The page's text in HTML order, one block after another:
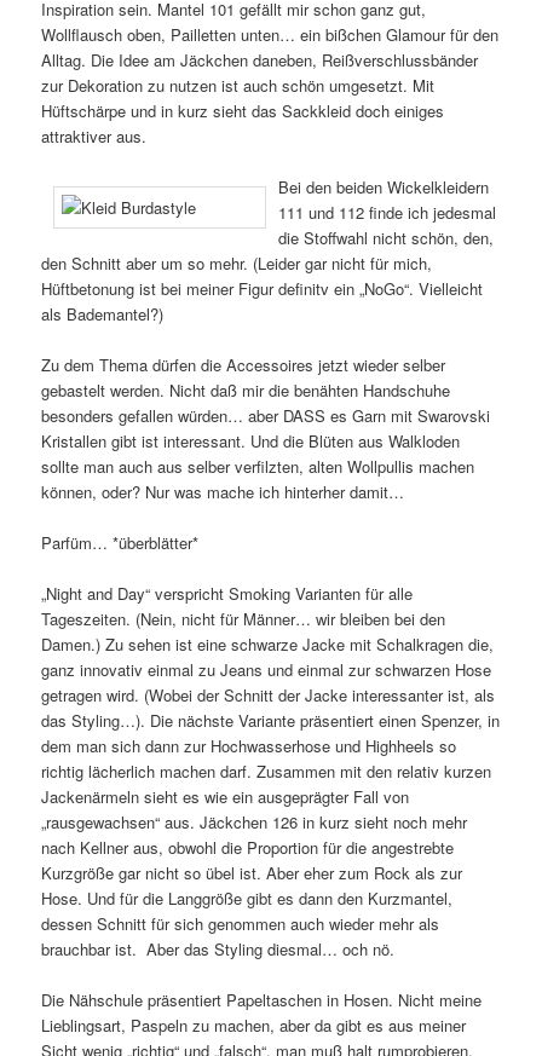
Inspiration sein. Mantel 101 gefällt mir schon ganz gut,
Wollflausch oben, Pailletten unten… ein bißchen Glamour für den
Alltag. Die Idee am Jäckchen daneben, Reißverschlussbänder
zur Dekoration zu nutzen ist auch schön umgesetzt. Mit
Hüftschärpe und in kurz sieht das Sackkleid doch einiges
attraktiver aus.
Bei den beiden Wickelkleidern
111 und 112 finde ich jedesmal
die Stoffwahl nicht schön, den,
den Schnitt aber um so mehr. (Leider gar nicht für mich,
Hüftbetonung ist bei meiner Figur definitv ein „NoGo“. Vielleicht
als Bademantel?)
Zu dem Thema dürfen die Accessoires jetzt wieder selber
gebastelt werden. Nicht daß mir die benähten Handschuhe
besonders gefallen würden… aber DASS es Garn mit Swarovski
Kristallen gibt ist interessant. Und die Blüten aus Walkloden
sollte man auch aus selber verfilzten, alten Wollpullis machen
können, oder? Nur was mache ich hinterher damit…
Parfüm… *überblätter*
„Night and Day“ verspricht Smoking Varianten für alle
Tageszeiten. (Nein, nicht für Männer… wir bleiben bei den
Damen.) Zu sehen ist eine schwarze Jacke mit Schalkragen die,
ganz innovativ einmal zu Jeans und einmal zur schwarzen Hose
getragen wird. (Wobei der Schnitt der Jacke interessanter ist, als
das Styling…). Die nächste Variante präsentiert einen Spenzer, in
dem man sich dann zur Hochwasserhose und Highheels so
richtig lächerlich machen darf. Zusammen mit den relativ kurzen
Jackenärmeln sieht es wie ein ausgeprägter Fall von
„rausgewachsen“ aus. Jäckchen 126 in kurz sieht noch mehr
nach Kellner aus, obwohl die Proportion für die angestrebte
Kurzgröße gar nicht so übel ist. Aber eher zum Rock als zur
Hose. Und für die Langgröße gibt es dann den Kurzmantel,
dessen Schnitt für sich genommen auch wieder mehr als
brauchbar ist. Aber das Styling diesmal… och nö.
Die Nähschule präsentiert Papeltaschen in Hosen. Nicht meine
Lieblingsart, Paspeln zu machen, aber da gibt es aus meiner
Sicht wenig „richtig“ und „falsch“, man muß halt rumprobieren,